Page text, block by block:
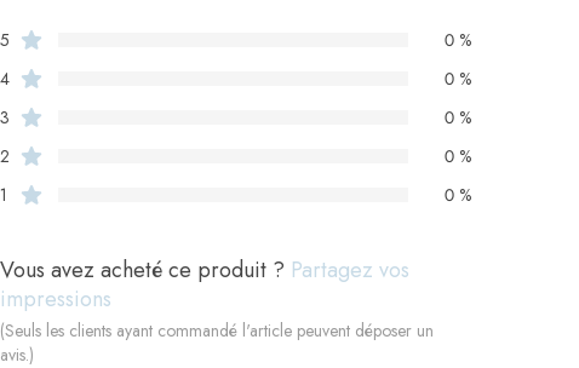
5
0 %
4
0 %
3
0 %
2
0 %
1
0 %
Vous avez acheté ce produit ? Partagez vos
impressions
(Seuls les clients ayant commandé l'article peuvent déposer un
avis.)